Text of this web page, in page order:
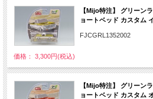
【Mijo特注】 グリーン
ョートベッド カスタム
FJCGRL1352002
価格： 3,300円(税込)
【Mijo特注】 グリーン
ョートベッド カスタム